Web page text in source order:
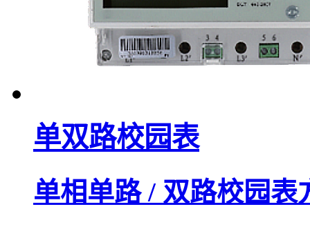
单双路校园表
单相单路 / 双路校园表